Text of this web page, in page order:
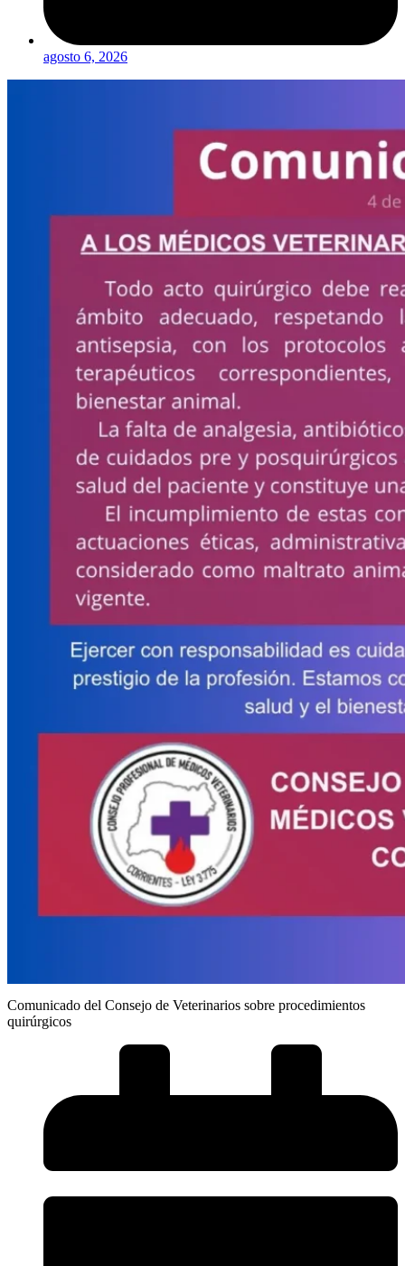
agosto 6, 2026
Comunicado del Consejo de Veterinarios sobre procedimientos
quirúrgicos